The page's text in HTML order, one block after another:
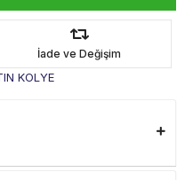
İade ve Değişim
KOLYE